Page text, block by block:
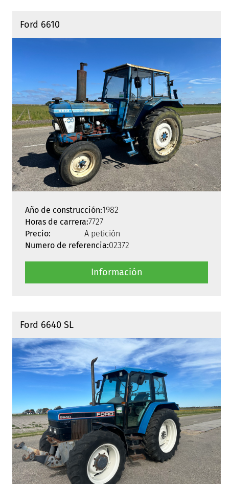
Ford 6610
Año de construcción:1982
Horas de carrera:7727
Precio:
A petición
Numero de referencia:02372
Información
Ford 6640 SL